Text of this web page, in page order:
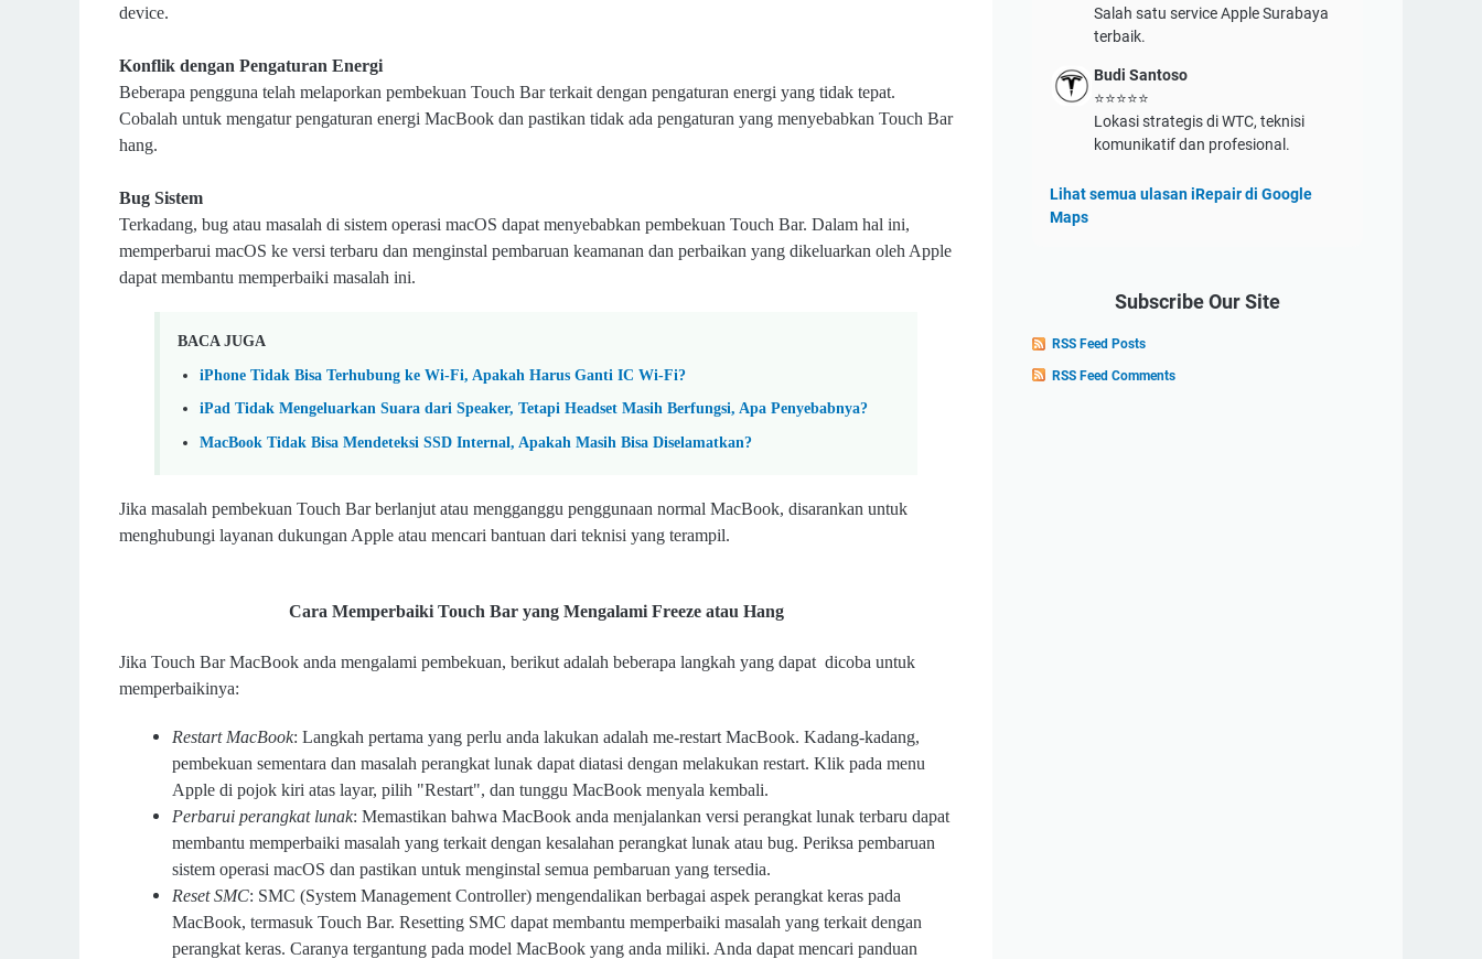
device.
Konflik dengan Pengaturan Energi
Beberapa pengguna telah melaporkan pembekuan Touch Bar terkait dengan pengaturan energi yang tidak tepat.
Cobalah untuk mengatur pengaturan energi MacBook dan pastikan tidak ada pengaturan yang menyebabkan Touch Bar
hang.
Bug Sistem
Terkadang, bug atau masalah di sistem operasi macOS dapat menyebabkan pembekuan Touch Bar. Dalam hal ini,
memperbarui macOS ke versi terbaru dan menginstal pembaruan keamanan dan perbaikan yang dikeluarkan oleh Apple
dapat membantu memperbaiki masalah ini.
BACA JUGA
iPhone Tidak Bisa Terhubung ke Wi-Fi, Apakah Harus Ganti IC Wi-Fi?
iPad Tidak Mengeluarkan Suara dari Speaker, Tetapi Headset Masih Berfungsi, Apa Penyebabnya?
MacBook Tidak Bisa Mendeteksi SSD Internal, Apakah Masih Bisa Diselamatkan?
Jika masalah pembekuan Touch Bar berlanjut atau mengganggu penggunaan normal MacBook, disarankan untuk
menghubungi layanan dukungan Apple atau mencari bantuan dari teknisi yang terampil.
Cara Memperbaiki Touch Bar yang Mengalami Freeze atau Hang
Jika Touch Bar MacBook anda mengalami pembekuan, berikut adalah beberapa langkah yang dapat dicoba untuk
memperbaikinya:
Restart MacBook: Langkah pertama yang perlu anda lakukan adalah me-restart MacBook. Kadang-kadang,
pembekuan sementara dan masalah perangkat lunak dapat diatasi dengan melakukan restart. Klik pada menu
Apple di pojok kiri atas layar, pilih "Restart", dan tunggu MacBook menyala kembali.
Perbarui perangkat lunak: Memastikan bahwa MacBook anda menjalankan versi perangkat lunak terbaru dapat
membantu memperbaiki masalah yang terkait dengan kesalahan perangkat lunak atau bug. Periksa pembaruan
sistem operasi macOS dan pastikan untuk menginstal semua pembaruan yang tersedia.
Reset SMC: SMC (System Management Controller) mengendalikan berbagai aspek perangkat keras pada
MacBook, termasuk Touch Bar. Resetting SMC dapat membantu memperbaiki masalah yang terkait dengan
perangkat keras. Caranya tergantung pada model MacBook yang anda miliki. Anda dapat mencari panduan
Salah satu service Apple Surabaya
terbaik.
Budi Santoso
⭐⭐⭐⭐⭐
Lokasi strategis di WTC, teknisi
komunikatif dan profesional.
Lihat semua ulasan iRepair di Google
Maps
Subscribe Our Site
RSS Feed Posts
RSS Feed Comments